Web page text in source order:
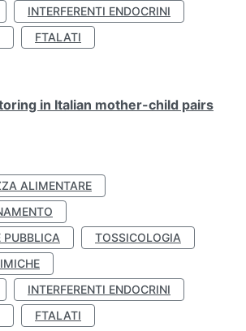
INTERFERENTI ENDOCRINI
FTALATI
in Italian mother-child pairs
ALIMENTARE
PUBBLICA
TOSSICOLOGIA
INTERFERENTI ENDOCRINI
FTALATI